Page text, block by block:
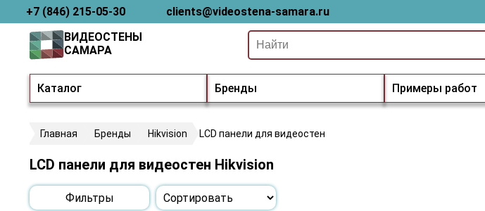
+7 (846) 215-05-30 clients@videostena-samara.ru
Каталог Бренды Примеры работ
ВИДЕОСТЕНЫ
САМАРА
Главная Бренды Hikvision LCD панели для видеостен
LCD панели для видеостен Hikvision
Фильтры